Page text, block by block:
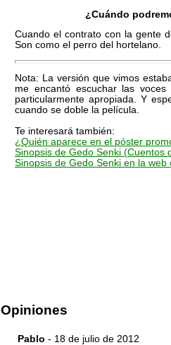
¿Cuándo
Cuando el contrato con la gente
Son como el perro del hortelano.
Nota: La versión que vimos
me encantó escuchar las
particularmente apropiada. Y
cuando se doble la película.
Te interesará también:
¿Quién aparece en el póster
Sinopsis de Gedo Senki (Cuentos
Sinopsis de Gedo Senki en la web
Opiniones
Pablo - 18 de julio de 2012